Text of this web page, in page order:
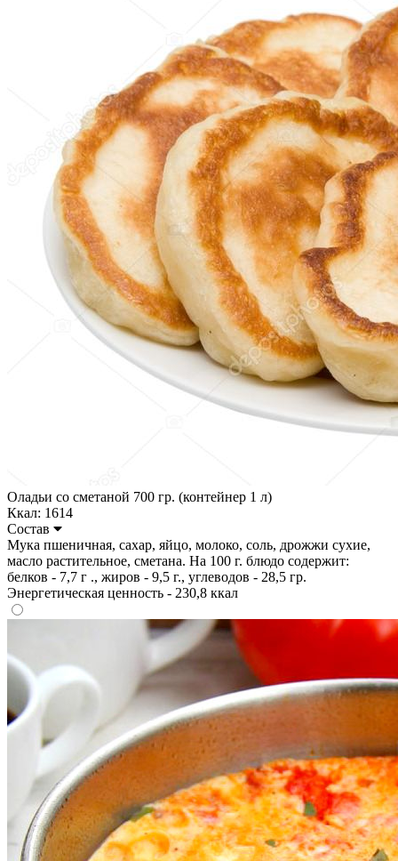
Оладьи со сметаной 700 гр. (контейнер 1 л)
Ккал: 1614
Состав
Мука пшеничная, сахар, яйцо, молоко, соль, дрожжи сухие,
масло растительное, сметана. На 100 г. блюдо содержит:
белков - 7,7 г ., жиров - 9,5 г., углеводов - 28,5 гр.
Энергетическая ценность - 230,8 ккал